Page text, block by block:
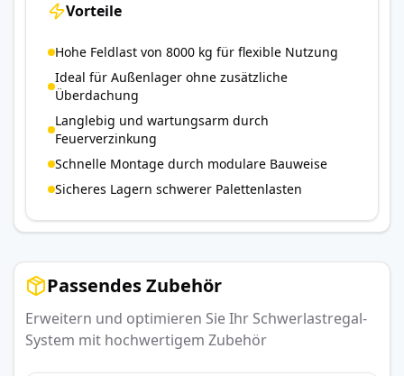
Vorteile
Hohe Feldlast von 8000 kg für flexible Nutzung
Ideal für Außenlager ohne zusätzliche
Überdachung
Langlebig und wartungsarm durch
Feuerverzinkung
Schnelle Montage durch modulare Bauweise
Sicheres Lagern schwerer Palettenlasten
Passendes Zubehör
Erweitern und optimieren Sie Ihr Schwerlastregal-
System mit hochwertigem Zubehör